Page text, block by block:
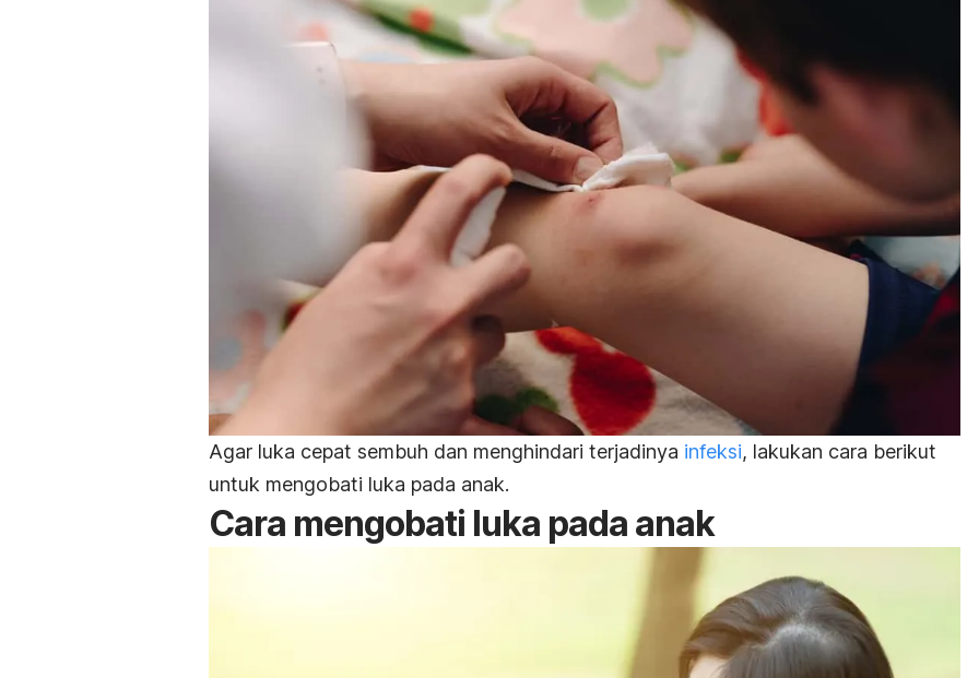
Agar luka cepat sembuh dan menghindari terjadinya infeksi, lakukan cara berikut
untuk mengobati luka pada anak.
Cara mengobati luka pada anak